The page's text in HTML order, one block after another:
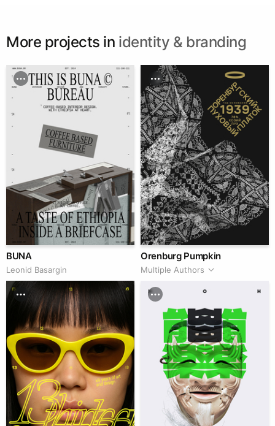
More projects in identity & branding
BUNA
Leonid Basargin
Orenburg Pumpkin
Multiple Authors